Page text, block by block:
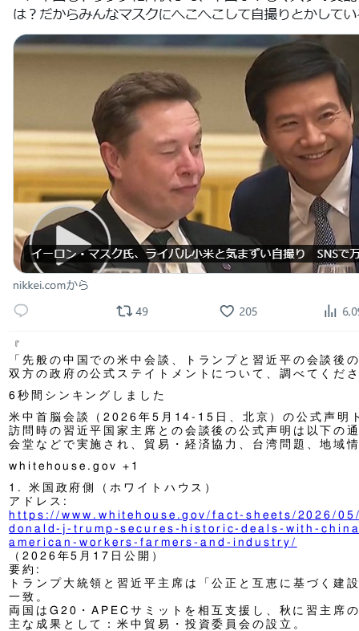
『
「先般の中国での米中会談、トランプと習近平の会談後
双方の政府の公式ステイトメントについて、調べてくだ
6秒間シンキングしました
米中首脳会談（2026年5月14-15日、北京）の公式声明
訪問時の習近平国家主席との会談後の公式声明は以下の
会堂などで実施され、貿易・経済協力、台湾問題、地域
whitehouse.gov +1
1. 米国政府側（ホワイトハウス）
アドレス:
https://www.whitehouse.gov/fact-sheets/2026/
donald-j-trump-secures-historic-deals-with-
american-workers-farmers-and-industry/
（2026年5月17日公開）
要約:
トランプ大統領と習近平主席は「公正と互恵に基づく建
一致。
両国はG20・APECサミットを相互支援し、秋に習主席
主な成果として：米中貿易・投資委員会の設立。